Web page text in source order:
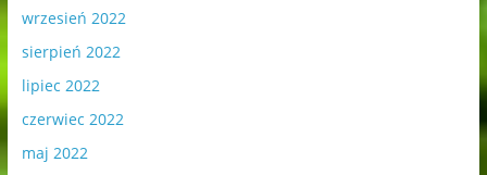
wrzesień 2022
sierpień 2022
lipiec 2022
czerwiec 2022
maj 2022